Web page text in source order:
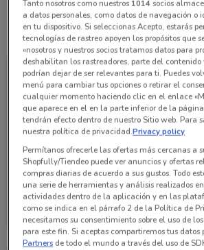
Todas las ofertas de esta tienda
Liverpool
Caduca el 16/08
Tanto nosotros como nuestros 1014socios
a datos personales, como datos de navegación o
en tu dispositivo. Si seleccionas Acepto, estarás
tecnologías de rastreo apoyen los propósitos que
«nosotros y nuestros socios tratamos datos para
deshabilitan los rastreadores, parte del contenido
podrían dejar de ser relevantes para ti. Puedes
menú para cambiar tus opciones o retirar el
cualquier momento haciendo clic en el enlace
que aparece en el en la parte inferior de la
tendrán efecto dentro de nuestro Sitio web. Para
nuestra política de privacidad.Privacy policy
Permítanos ofrecerle las ofertas más cercanas a
Shopfully/Tiendeo puede ver anuncios y ofertas
compras diarias de acuerdo a sus gustos. Todo
una serie de herramientas y análisis realizados
actividades dentro de la aplicación y en las
como se indica en el párrafo 2 de la Política de
necesitamos su consentimiento sobre el uso de
para este fin. Si aceptas compartiremos tus datos
Partners de todo el mundo a través del uso de